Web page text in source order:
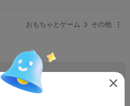
おもちゃとゲーム  その他 
イヤー、2ウォール、15%インフィ
 3 プレート
